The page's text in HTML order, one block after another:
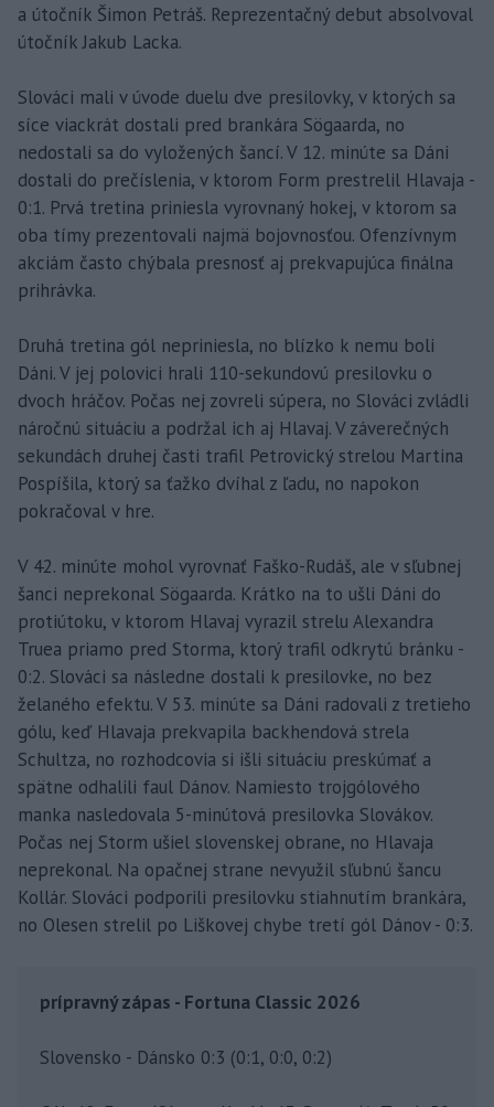
a útočník Šimon Petráš. Reprezentačný debut absolvoval
útočník Jakub Lacka.
Slováci mali v úvode duelu dve presilovky, v ktorých sa
síce viackrát dostali pred brankára Sögaarda, no
nedostali sa do vyložených šancí. V 12. minúte sa Dáni
dostali do prečíslenia, v ktorom Form prestrelil Hlavaja -
0:1. Prvá tretina priniesla vyrovnaný hokej, v ktorom sa
oba tímy prezentovali najmä bojovnosťou. Ofenzívnym
akciám často chýbala presnosť aj prekvapujúca finálna
prihrávka.
Druhá tretina gól nepriniesla, no blízko k nemu boli
Dáni. V jej polovici hrali 110-sekundovú presilovku o
dvoch hráčov. Počas nej zovreli súpera, no Slováci zvládli
náročnú situáciu a podržal ich aj Hlavaj. V záverečných
sekundách druhej časti trafil Petrovický strelou Martina
Pospíšila, ktorý sa ťažko dvíhal z ľadu, no napokon
pokračoval v hre.
V 42. minúte mohol vyrovnať Faško-Rudáš, ale v sľubnej
šanci neprekonal Sögaarda. Krátko na to ušli Dáni do
protiútoku, v ktorom Hlavaj vyrazil strelu Alexandra
Truea priamo pred Storma, ktorý trafil odkrytú bránku -
0:2. Slováci sa následne dostali k presilovke, no bez
želaného efektu. V 53. minúte sa Dáni radovali z tretieho
gólu, keď Hlavaja prekvapila backhendová strela
Schultza, no rozhodcovia si išli situáciu preskúmať a
spätne odhalili faul Dánov. Namiesto trojgólového
manka nasledovala 5-minútová presilovka Slovákov.
Počas nej Storm ušiel slovenskej obrane, no Hlavaja
neprekonal. Na opačnej strane nevyužil sľubnú šancu
Kollár. Slováci podporili presilovku stiahnutím brankára,
no Olesen strelil po Liškovej chybe tretí gól Dánov - 0:3.
prípravný zápas - Fortuna Classic 2026
Slovensko - Dánsko 0:3 (0:1, 0:0, 0:2)